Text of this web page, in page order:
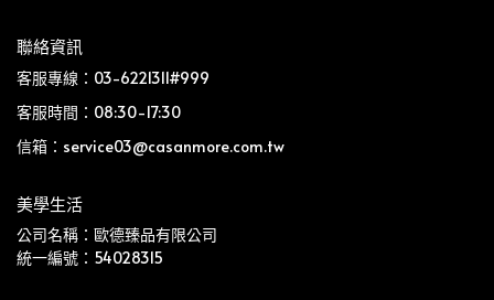
聯絡資訊
客服專線：03-6221311#999
客服時間：08:30-17:30
信箱：service03@casanmore.com.tw
美學生活
公司名稱：歐德臻品有限公司
統一編號：54028315